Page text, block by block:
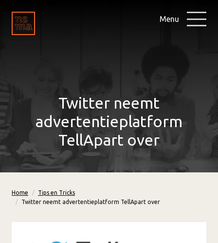
Menu
Twitter neemt
advertentieplatform
TellApart over
Home
Tips en Tricks
Twitter neemt advertentieplatform TellApart over